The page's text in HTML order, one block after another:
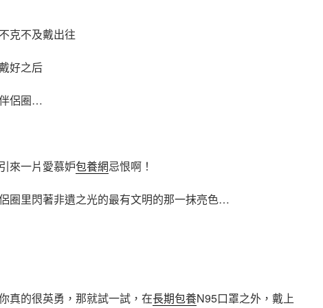
克不及戴出往
好之后
侶圈…
來一片愛慕妒包養網忌恨啊！
圈里閃著非遺之光的最有文明的那一抹亮色…
真的很英勇，那就試一試，在長期包養N95口罩之外，戴上